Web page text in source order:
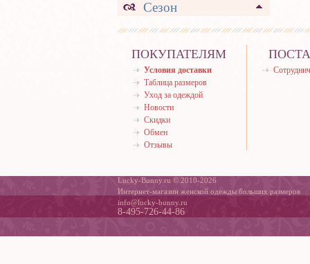
Сезон
ПОКУПАТЕЛЯМ
Условия доставки
Таблица размеров
Уход за одеждой
Новости
Скидки
Обмен
Отзывы
Lucky-Bunny.ru © 2010-2026
Интернет-магазин женской одежды больших размеров
info@lucky-bunny.ru
8-495-726-44-86